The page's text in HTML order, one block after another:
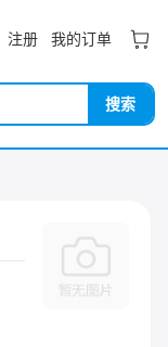
注册 我的订单
搜索